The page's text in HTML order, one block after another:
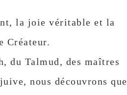
la joie véritable et la
Créateur.
du Talmud, des maîtres
nous découvrons que